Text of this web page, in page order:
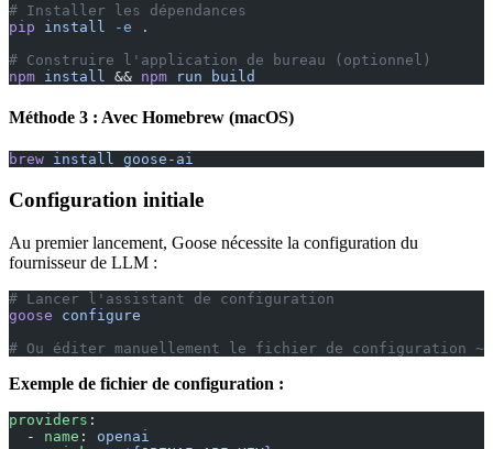
# Installer les dépendances
pip install -e .
# Construire l'application de bureau (optionnel)
npm install && npm run build
Méthode 3 : Avec Homebrew (macOS)
brew install goose-ai
Configuration initiale
Au premier lancement, Goose nécessite la configuration du
fournisseur de LLM :
# Lancer l'assistant de configuration
goose configure
# Ou éditer manuellement le fichier de configuration
Exemple de fichier de configuration :
providers :
  -
name : openai